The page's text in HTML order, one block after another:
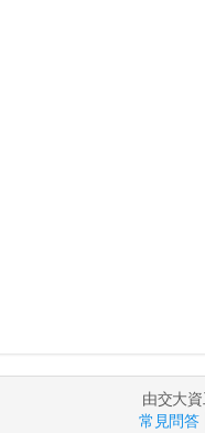
由交大
常見問答